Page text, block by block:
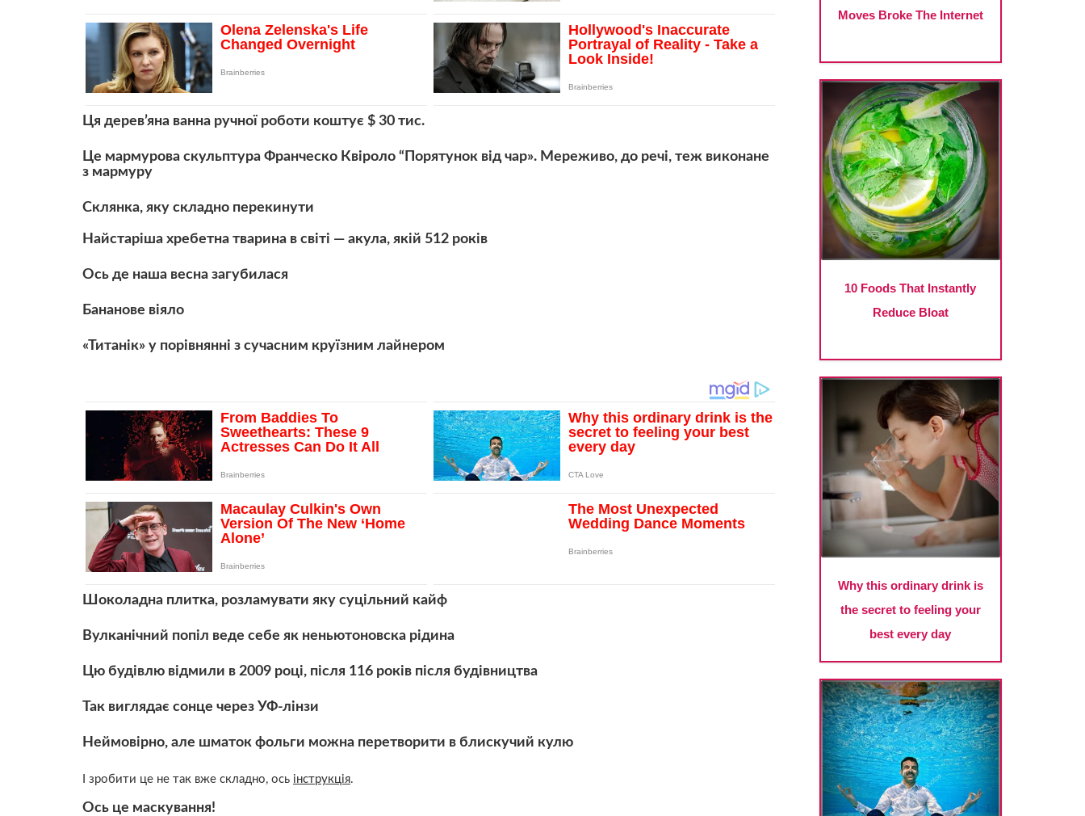
Ця дерев’яна ванна ручної роботи коштує $ 30 тис.
Це мармурова скульптура Франческо Квіроло “Порятунок від чар». Мереживо, до речі, теж виконане
з мармуру
Склянка, яку складно перекинути
Найстаріша хребетна тварина в світі — акула, якій 512 років
Ось де наша весна загубилася
Бананове віяло
«Титанік» у порівнянні з сучасним круїзним лайнером
Шоколадна плитка, розламувати яку суцільний кайф
Вулканічний попіл веде себе як неньютоновска рідина
Цю будівлю відмили в 2009 році, після 116 років після будівництва
Так виглядає сонце через УФ-лінзи
Неймовірно, але шматок фольги можна перетворити в блискучий кулю
І зробити це не так вже складно, ось інструкція.
Ось це маскування!